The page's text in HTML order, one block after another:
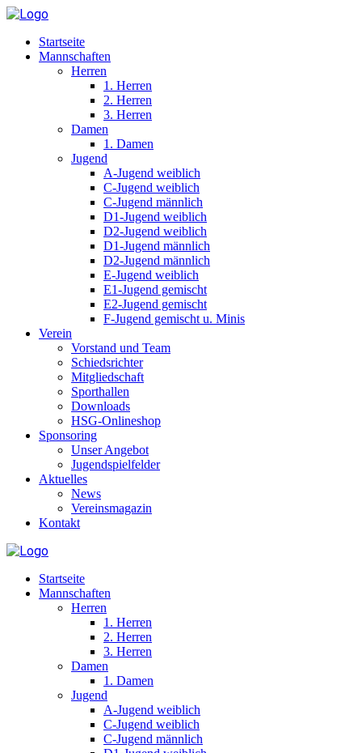
Startseite
Mannschaften
Herren
1. Herren
2. Herren
3. Herren
Damen
1. Damen
Jugend
A-Jugend weiblich
C-Jugend weiblich
C-Jugend männlich
D1-Jugend weiblich
D2-Jugend weiblich
D1-Jugend männlich
D2-Jugend männlich
E-Jugend weiblich
E1-Jugend gemischt
E2-Jugend gemischt
F-Jugend gemischt u. Minis
Verein
Vorstand und Team
Schiedsrichter
Mitgliedschaft
Sporthallen
Downloads
HSG-Onlineshop
Sponsoring
Unser Angebot
Jugendspielfelder
Aktuelles
News
Vereinsmagazin
Kontakt
Startseite
Mannschaften
Herren
1. Herren
2. Herren
3. Herren
Damen
1. Damen
Jugend
A-Jugend weiblich
C-Jugend weiblich
C-Jugend männlich